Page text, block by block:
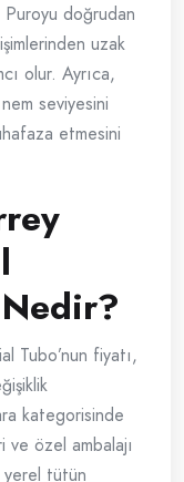
Puroyu doğrudan
uzak
olur. Ayrıca,
seviyesini
etmesini
Nedir?
Tubo’nun fiyatı,
kategorisinde
özel ambalajı
tütün